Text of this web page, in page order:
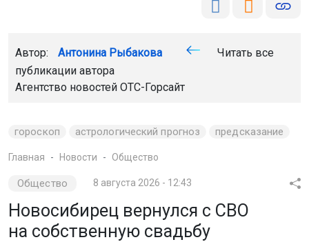
Автор: Антонина Рыбакова
Читать все
публикации автора
Агентство новостей ОТС-Горсайт
гороскоп астрологический прогноз предсказание
Главная Новости Общество
Общество 8 августа 2026 - 12:43
Новосибирец вернулся с СВО
на собственную свадьбу